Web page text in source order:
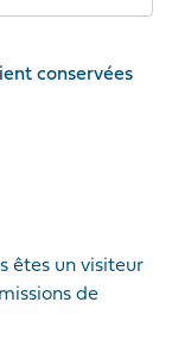
conservées
êtes un visiteur
de